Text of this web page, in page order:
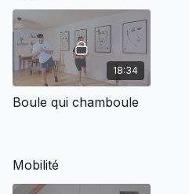
18:34
Boule qui chamboule
Mobilité